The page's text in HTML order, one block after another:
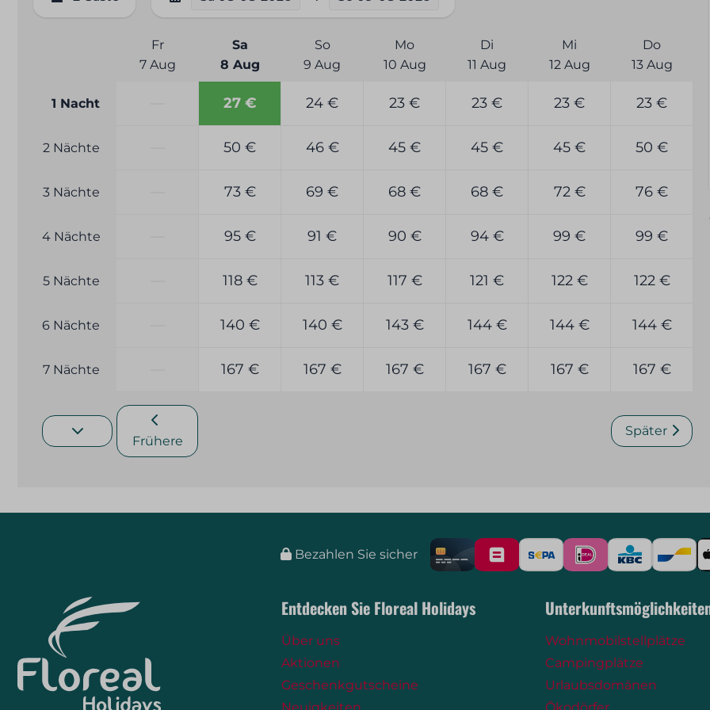
Fr
7 Aug
Sa
8 Aug
So
9 Aug
Mo
10 Aug
Di
11 Aug
Mi
12 Aug
Do
13 Aug
1 Nacht 27 € 24 € 23 € 23 € 23 € 23 €
2 Nächte 50 € 46 € 45 € 45 € 45 € 50 €
3 Nächte 73 € 69 € 68 € 68 € 72 € 76 €
4 Nächte 95 € 91 € 90 € 94 € 99 € 99 €
5 Nächte 118 € 113 € 117 € 121 € 122 € 122 €
6 Nächte 140 € 140 € 143 € 144 € 144 € 144 €
7 Nächte 167 € 167 € 167 € 167 € 167 € 167 €
Frühere
Später
Bezahlen Sie sicher
Entdecken Sie Floreal Holidays
Über uns
Aktionen
Geschenkgutscheine
Wohnmobilstellplätze
Campingplätze
Urlaubsdomänen